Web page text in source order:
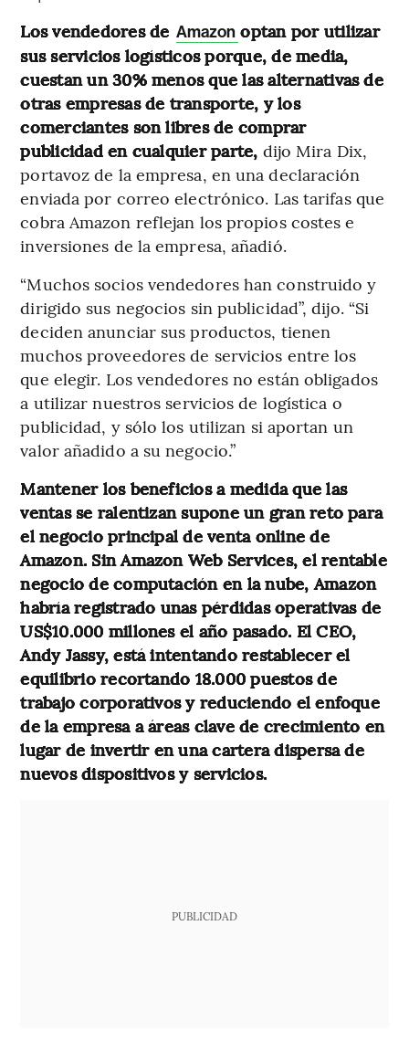
Los vendedores de Amazon optan por utilizar
sus servicios logísticos porque, de media,
cuestan un 30% menos que las alternativas de
otras empresas de transporte, y los
comerciantes son libres de comprar
publicidad en cualquier parte, dijo Mira Dix,
portavoz de la empresa, en una declaración
enviada por correo electrónico. Las tarifas que
cobra Amazon reflejan los propios costes e
inversiones de la empresa, añadió.
“Muchos socios vendedores han construido y
dirigido sus negocios sin publicidad”, dijo. “Si
deciden anunciar sus productos, tienen
muchos proveedores de servicios entre los
que elegir. Los vendedores no están obligados
a utilizar nuestros servicios de logística o
publicidad, y sólo los utilizan si aportan un
valor añadido a su negocio.”
Mantener los beneficios a medida que las
ventas se ralentizan supone un gran reto para
el negocio principal de venta online de
Amazon. Sin Amazon Web Services, el rentable
negocio de computación en la nube, Amazon
habría registrado unas pérdidas operativas de
US$10.000 millones el año pasado. El CEO,
Andy Jassy, está intentando restablecer el
equilibrio recortando 18.000 puestos de
trabajo corporativos y reduciendo el enfoque
de la empresa a áreas clave de crecimiento en
lugar de invertir en una cartera dispersa de
nuevos dispositivos y servicios.
PUBLICIDAD